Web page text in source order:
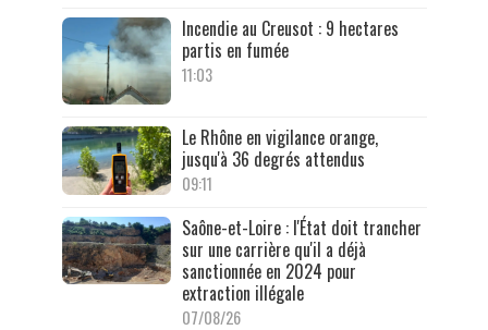
Incendie au Creusot : 9 hectares
partis en fumée
11:03
Le Rhône en vigilance orange,
jusqu'à 36 degrés attendus
09:11
Saône-et-Loire : l'État doit trancher
sur une carrière qu'il a déjà
sanctionnée en 2024 pour
extraction illégale
07/08/26